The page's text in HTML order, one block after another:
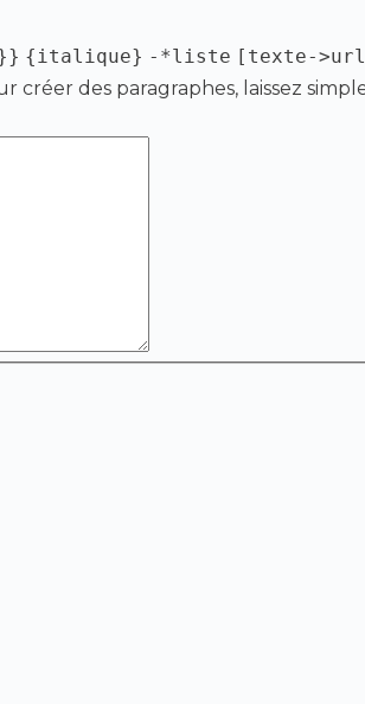
{italique} -*liste [texte-
créer des paragraphes, laissez